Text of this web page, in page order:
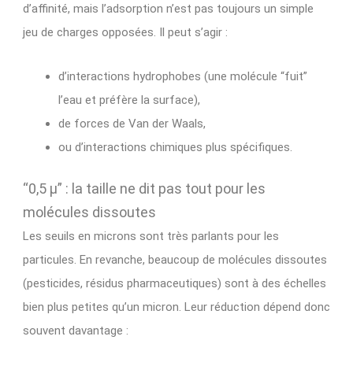
d’affinité, mais l’adsorption n’est pas toujours un simple
jeu de charges opposées. Il peut s’agir :
d’interactions hydrophobes (une molécule “fuit”
l’eau et préfère la surface),
de forces de Van der Waals,
ou d’interactions chimiques plus spécifiques.
“0,5 µ” : la taille ne dit pas tout pour les
molécules dissoutes
Les seuils en microns sont très parlants pour les
particules. En revanche, beaucoup de molécules dissoutes
(pesticides, résidus pharmaceutiques) sont à des échelles
bien plus petites qu’un micron. Leur réduction dépend donc
souvent davantage :